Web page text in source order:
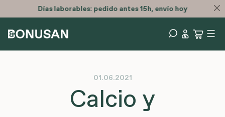
Días laborables: pedido antes 15h, envío hoy
01.06.2021
Calcio y